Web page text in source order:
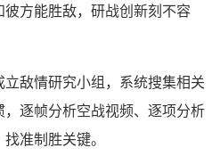
方能胜敌，研战创新刻不容
敌情研究小组，系统搜集相关
逐帧分析空战视频、逐项分析
准制胜关键。